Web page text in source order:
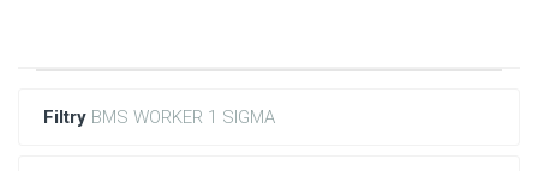
Filtry BMS WORKER 1 SIGMA